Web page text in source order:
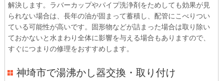
解決します。ラバーカップやパイプ洗浄剤をためしても効果が見
られない場合は、長年の油が固まって蓄積し、配管にこべりつい
ている可能性が高いです。固形物などが詰まった場合は取り除い
ておかないと水まわり全体に影響を与える場合もありますので、
すぐにつまりの修理をおすすめします。
神埼市で湯沸かし器交換・取り付け